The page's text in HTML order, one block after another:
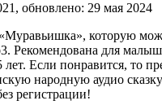
, обновлено: 29 мая 2024
которую
Рекомендована для
лет. Если понравится, то
народную аудио
регистрации!